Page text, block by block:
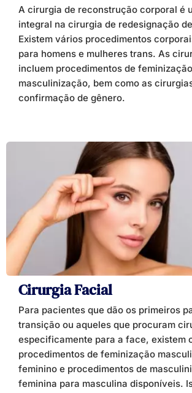
A cirurgia de reconstrução corporal é
integral na cirurgia de redesignação
Existem vários procedimentos
para homens e mulheres trans. As
incluem procedimentos de
masculinização, bem como as
confirmação de gênero.
Cirurgia Facial
Para pacientes que dão os primeiros
transição ou aqueles que procuram
especificamente para a face, existem
procedimentos de feminização
feminino e procedimentos de
feminina para masculina disponíveis.